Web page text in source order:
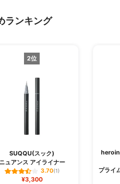
ランキング
2位
SUQQU(スック)
ニュアンス アイライナー
3.70(1)
¥3,300
プライ